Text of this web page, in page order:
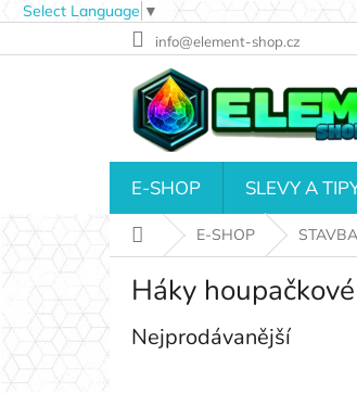
Select Language ▼
na
info@element-shop.cz
E-SHOP SLEVY A
Domů E-SHOP STAVBA
Háky houpačkové
Nejprodávanější